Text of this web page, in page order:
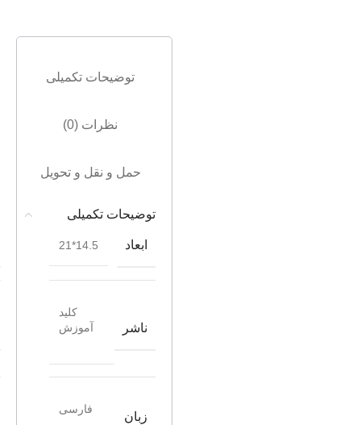
توضیحات تکمیلی
نظرات (0)
حمل و نقل و تحویل
توضیحات تکمیلی
ابعاد 14.5*21
ناشر
کلید
آموزش
زبان
فارسی